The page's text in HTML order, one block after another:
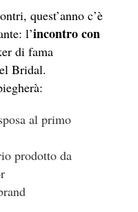
quest’anno c’è
l’incontro con
di fama
Bridal.
al primo
prodotto da